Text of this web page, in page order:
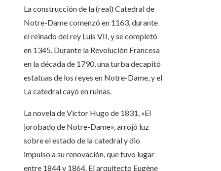
La construcción de la (real) Catedral de
Notre-Dame comenzó en 1163, durante
el reinado del rey Luis VII, y se completó
en 1345. Durante la Revolución Francesa
en la década de 1790, una turba decapitó
estatuas de los reyes en Notre-Dame, y el
La catedral cayó en ruinas.
La novela de Victor Hugo de 1831, «El
jorobado de Notre-Dame», arrojó luz
sobre el estado de la catedral y dio
impulso a su renovación, que tuvo lugar
entre 1844 y 1864. El arquitecto Eugène